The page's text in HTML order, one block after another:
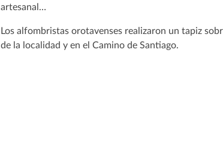
artesanal…
Los alfombristas orotavenses realizaron un tapiz
de la localidad y en el Camino de Santiago.